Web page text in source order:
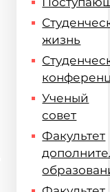
жизнь
Ученый
совет
Факультет